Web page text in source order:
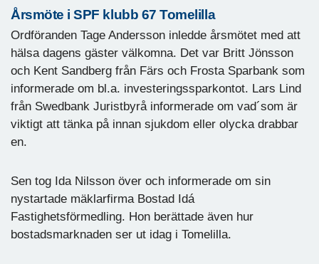
Årsmöte i SPF klubb 67 Tomelilla
Ordföranden Tage Andersson inledde årsmötet med att
hälsa dagens gäster välkomna. Det var Britt Jönsson
och Kent Sandberg från Färs och Frosta Sparbank som
informerade om bl.a. investeringssparkontot. Lars Lind
från Swedbank Juristbyrå informerade om vad´som är
viktigt att tänka på innan sjukdom eller olycka drabbar
en.
Sen tog Ida Nilsson över och informerade om sin
nystartade mäklarfirma Bostad Idá
Fastighetsförmedling. Hon berättade även hur
bostadsmarknaden ser ut idag i Tomelilla.